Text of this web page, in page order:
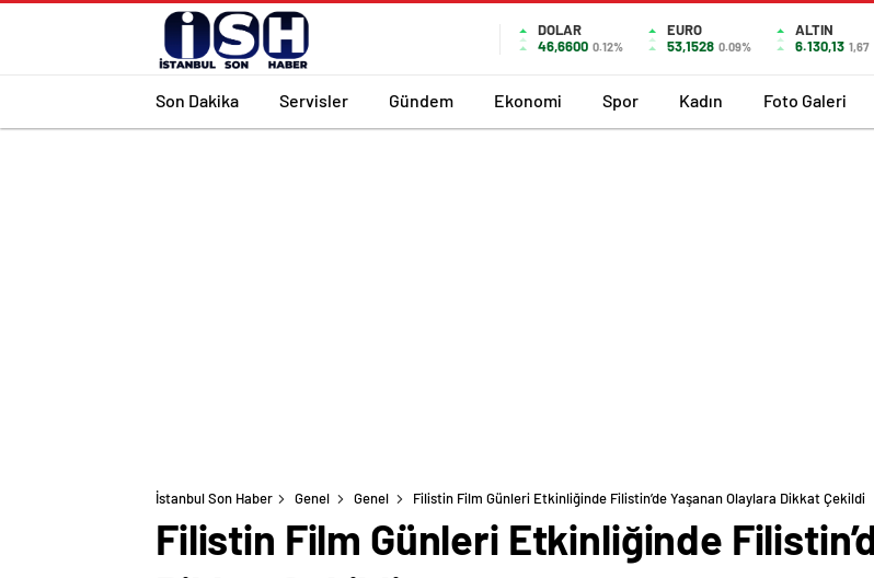
DOLAR
46,6600 0.12%
EURO
53,1528 0.09%
ALTIN
6.130,13 1,67
Son Dakika Servisler Gündem Ekonomi Spor Kadın Foto Galeri
İstanbul Son Haber Genel Genel Filistin Film Günleri Etkinliğinde Filistin’de Yaşanan Olaylara Dikkat Çekildi
Filistin Film Günleri Etkinliğinde